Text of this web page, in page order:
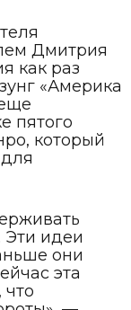
Дмитрия
как раз
«Америка
пятого
который
Эти идеи
они
эта
что